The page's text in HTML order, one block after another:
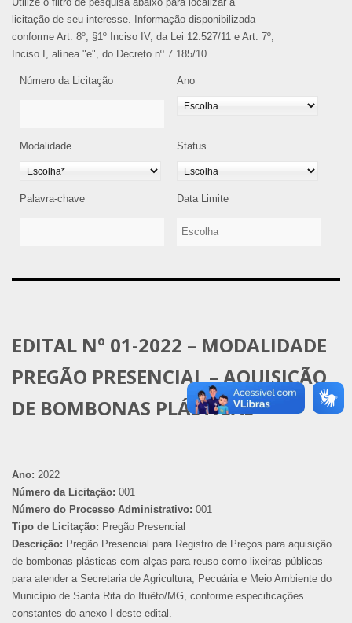
licitação de seu interesse. Informação disponibilizada
conforme Art. 8º, §1º Inciso IV, da Lei 12.527/11 e Art. 7º,
Inciso I, alínea "e", do Decreto nº 7.185/10.
Número da Licitação Ano
Modalidade Status
Palavra-chave Data Limite
EDITAL Nº 01-2022 – MODALIDADE
PREGÃO PRESENCIAL – AQUISIÇÃO
DE BOMBONAS PLÁSTICAS
Ano: 2022
Número da Licitação: 001
Número do Processo Administrativo: 001
Tipo de Licitação: Pregão Presencial
Descrição: Pregão Presencial para Registro de Preços para aquisição
de bombonas plásticas com alças para reuso como lixeiras públicas
para atender a Secretaria de Agricultura, Pecuária e Meio Ambiente do
Município de Santa Rita do Ituêto/MG, conforme especificações
constantes do anexo I deste edital.